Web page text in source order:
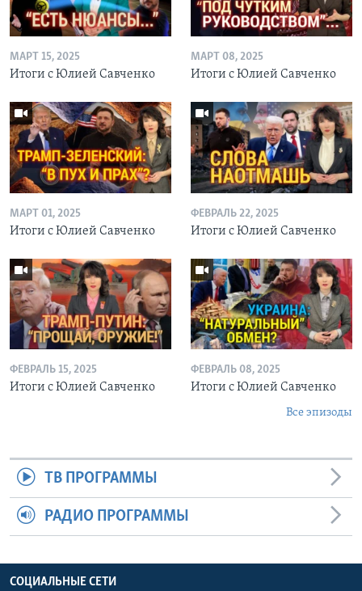
МАРТ 15, 2025
Итоги с Юлией Савченко
МАРТ 08, 2025
Итоги с Юлией Савченко
МАРТ 01, 2025
Итоги с Юлией Савченко
ФЕВРАЛЬ 22, 2025
Итоги с Юлией Савченко
ФЕВРАЛЬ 15, 2025
Итоги с Юлией Савченко
ФЕВРАЛЬ 08, 2025
Итоги с Юлией Савченко
Все эпизоды
ТВ ПРОГРАММЫ
РАДИО ПРОГРАММЫ
СОЦИАЛЬНЫЕ СЕТИ